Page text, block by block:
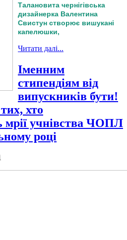
Талановита чернігівська
дизайнерка Валентина
Свистун створює вишукані
капелюшки,
Читати далі...
Іменним
стипендіям від
випускників бути!
хто
мрії учнівства ЧОПЛ
році